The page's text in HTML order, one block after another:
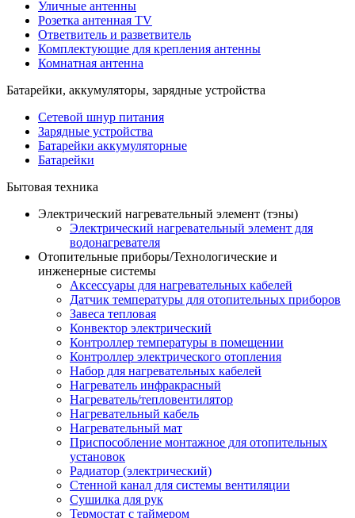
Уличные антенны
Розетка антенная TV
Ответвитель и разветвитель
Комплектующие для крепления антенны
Комнатная антенна
Батарейки, аккумуляторы, зарядные устройства
Сетевой шнур питания
Зарядные устройства
Батарейки аккумуляторные
Батарейки
Бытовая техника
Электрический нагревательный элемент (тэны)
Электрический нагревательный элемент для
водонагревателя
Отопительные приборы/Технологические и
инженерные системы
Аксессуары для нагревательных кабелей
Датчик температуры для отопительных приборов
Завеса тепловая
Конвектор электрический
Контроллер температуры в помещении
Контроллер электрического отопления
Набор для нагревательных кабелей
Нагреватель инфракрасный
Нагреватель/тепловентилятор
Нагревательный кабель
Нагревательный мат
Приспособление монтажное для отопительных
установок
Радиатор (электрический)
Стенной канал для системы вентиляции
Сушилка для рук
Термостат с таймером